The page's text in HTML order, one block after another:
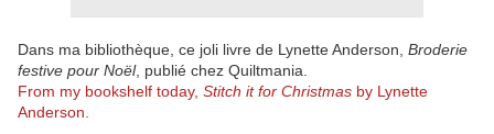
Dans ma bibliothèque, ce joli livre de Lynette Anderson, Broderie
festive pour Noël, publié chez Quiltmania.
From my bookshelf today, Stitch it for Christmas by Lynette
Anderson.